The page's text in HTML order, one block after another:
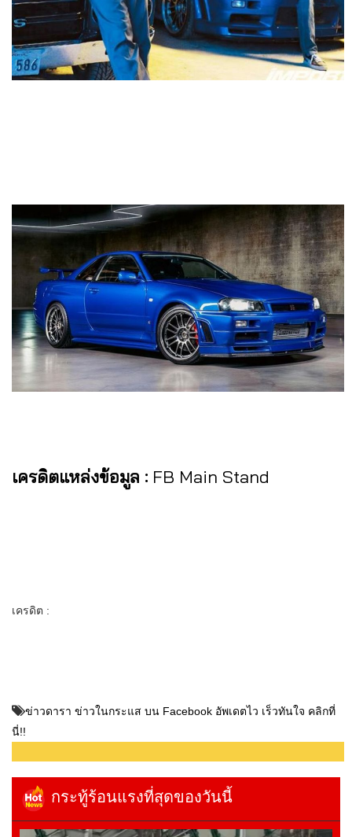
เครดิตแหล่งข้อมูล : FB Main Stand
เครดิต :
ข่าวดารา ข่าวในกระแส บน Facebook อัพเดตไว เร็วทันใจ คลิกที่
นี่!!
กระทู้ร้อนแรงที่สุดของวันนี้